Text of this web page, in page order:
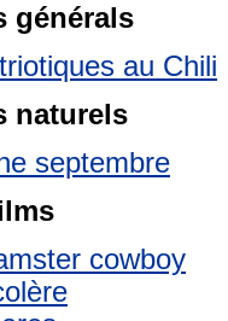
générals
au Chili
naturels
septembre
cowboy